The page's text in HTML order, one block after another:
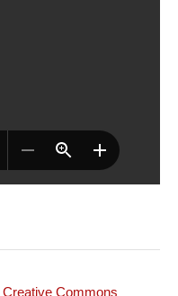
Creative Commons